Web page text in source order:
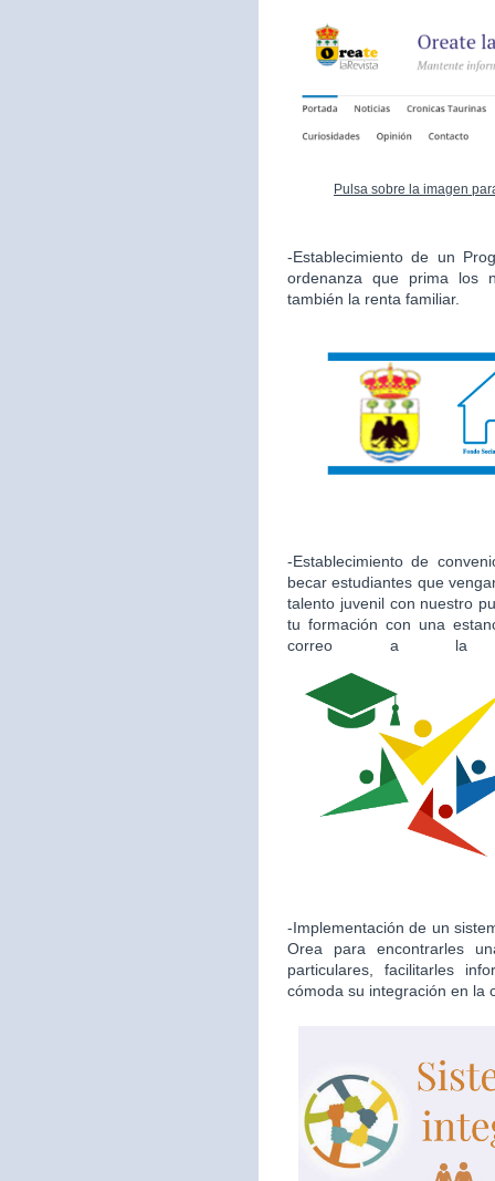
Pulsa sobre la imagen
-Establecimiento de un
ordenanza que prima los
también la renta familiar.
-Establecimiento de
becar estudiantes que
talento juvenil con nuestro
tu formación con una
correo a la
-Implementación de un
Orea para encontrarles
particulares, facilitarles
cómoda su integración en la